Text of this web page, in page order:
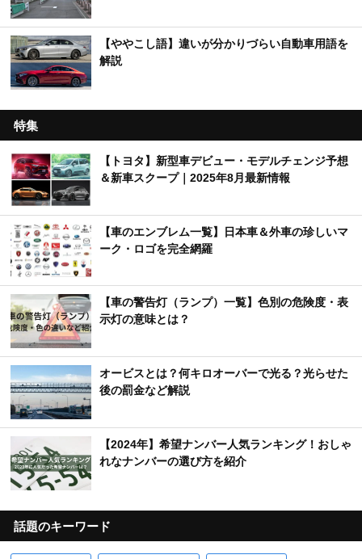
【ややこし語】違いが分かりづらい自動車用語を
解説
特集
【トヨタ】新型車デビュー・モデルチェンジ予想
＆新車スクープ｜2025年8月最新情報
【車のエンブレム一覧】日本車＆外車の珍しいマ
ーク・ロゴを完全網羅
【車の警告灯（ランプ）一覧】色別の危険度・表
示灯の意味とは？
オービスとは？何キロオーバーで光る？光らせた
後の罰金など解説
【2024年】希望ナンバー人気ランキング！おしゃ
れなナンバーの選び方を紹介
話題のキーワード